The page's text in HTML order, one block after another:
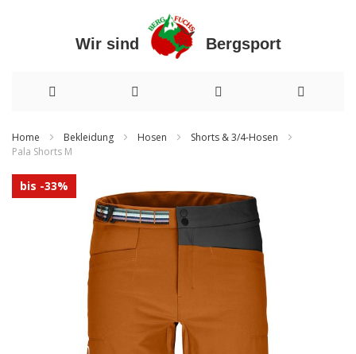
Wir sind Bergsport
zum
Inhalt
Home Bekleidung Hosen
Shorts & 3/4-Hosen
Pala Shorts M
Zum
Ende
bis -33%